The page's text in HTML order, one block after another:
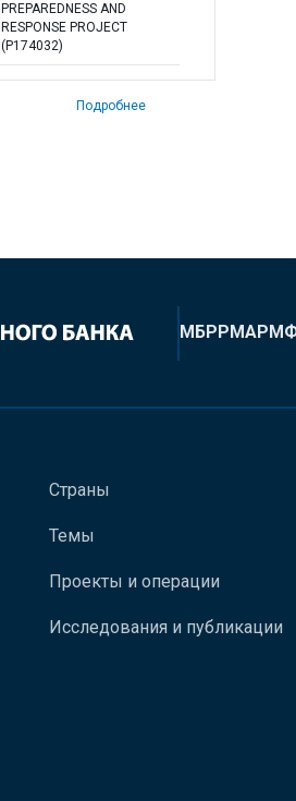
PREPAREDNESS AND
RESPONSE PROJECT
(P174032)
Подробнее
МБРРМАР
Страны
Темы
Проекты и операции
Исследования и публикации